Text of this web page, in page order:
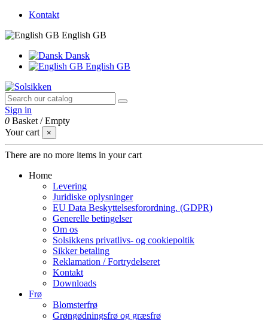
Kontakt
English GB
Dansk
English GB
Sign in
0 Basket /Empty
Your cart
×
There are no more items in your cart
Home
Levering
Juridiske oplysninger
EU Data Beskyttelsesforordning. (GDPR)
Generelle betingelser
Om os
Solsikkens privatlivs- og cookiepoltik
Sikker betaling
Reklamation / Fortrydelseret
Kontakt
Downloads
Frø
Blomsterfrø
Grøngødningsfrø og græsfrø